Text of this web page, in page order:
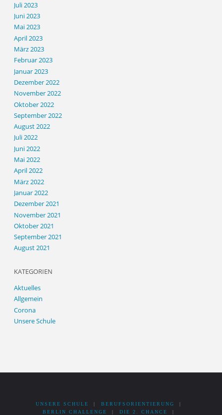
Juli 2023
Juni 2023
Mai 2023
April 2023
März 2023
Februar 2023
Januar 2023
Dezember 2022
November 2022
Oktober 2022
September 2022
August 2022
Juli 2022
Juni 2022
Mai 2022
April 2022
März 2022
Januar 2022
Dezember 2021
November 2021
Oktober 2021
September 2021
August 2021
KATEGORIEN
Aktuelles
Allgemein
Corona
Unsere Schule
UNSERE SCHULE | BERUFSORIENTIERUNG
|
BERLIN CHALLENGE
| DIE 2. CHANCE |